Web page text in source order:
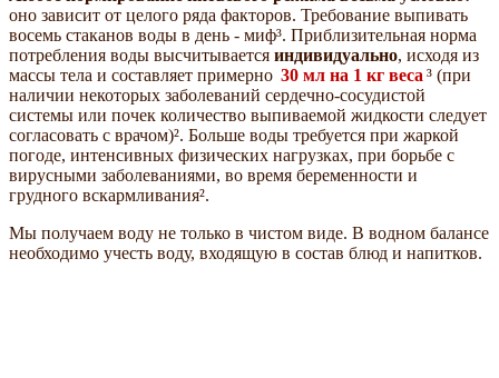
оно зависит от целого ряда факторов. Требование выпивать
восемь стаканов воды в день - миф³. Приблизительная норма
потребления воды высчитывается индивидуально, исходя из
массы тела и составляет примерно 30 мл на 1 кг веса ³ (при
наличии некоторых заболеваний сердечно-сосудистой
системы или почек количество выпиваемой жидкости следует
согласовать с врачом)². Больше воды требуется при жаркой
погоде, интенсивных физических нагрузках, при борьбе с
вирусными заболеваниями, во время беременности и
грудного вскармливания².
Мы получаем воду не только в чистом виде. В водном балансе
необходимо учесть воду, входящую в состав блюд и напитков.